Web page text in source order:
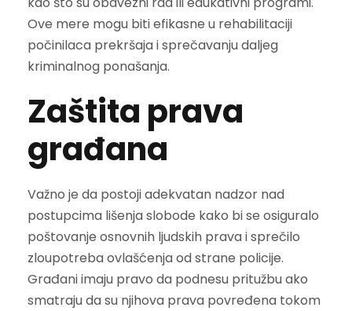
Ove mere mogu biti efikasne u rehabilitaciji
počinilaca prekršaja i sprečavanju daljeg
kriminalnog ponašanja.
Zaštita prava
građana
Važno je da postoji adekvatan nadzor nad
postupcima lišenja slobode kako bi se osiguralo
poštovanje osnovnih ljudskih prava i sprečilo
zloupotreba ovlašćenja od strane policije.
Građani imaju pravo da podnesu pritužbu ako
smatraju da su njihova prava povređena tokom